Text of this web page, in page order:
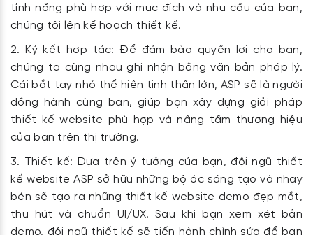
tính năng phù hợp với mục đích và nhu cầu của bạn,
chúng tôi lên kế hoạch thiết kế.
Ký kết hợp tác: Để đảm bảo quyền lợi cho bạn,
chúng ta cùng nhau ghi nhận bằng văn bản pháp lý.
Cái bắt tay nhỏ thể hiện tinh thần lớn, ASP sẽ là người
đồng hành cùng bạn, giúp bạn xây dựng giải pháp
thiết kế website phù hợp và nâng tầm thương hiệu
của bạn trên thị trường.
Thiết kế: Dựa trên ý tưởng của bạn, đội ngũ thiết
kế website ASP sở hữu những bộ óc sáng tạo và nhạy
bén sẽ tạo ra những thiết kế website demo đẹp mắt,
thu hút và chuẩn UI/UX. Sau khi bạn xem xét bản
demo, đội ngũ thiết kế sẽ tiến hành chỉnh sửa để bạn